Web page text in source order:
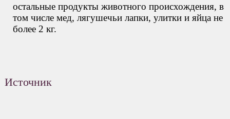
остальные продукты животного происхождения, в
том числе мед, лягушечьи лапки, улитки и яйца не
более 2 кг.
Источник